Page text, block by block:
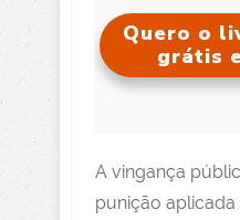
Quero o
grátis
A vingança
punição